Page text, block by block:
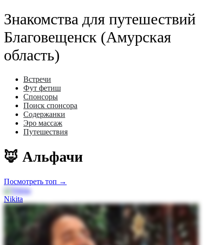
Знакомства для путешествий
Благовещенск (Амурская
область)
Встречи
Фут фетиш
Спонсоры
Поиск спонсора
Содержанки
Эро массаж
Путешествия
🦊 Альфачи
Посмотреть топ →
Nikita